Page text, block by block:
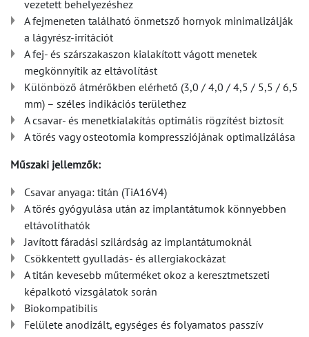
vezetett behelyezéshez
A fejmeneten található önmetsző hornyok minimalizálják
a lágyrész-irritációt
A fej- és szárszakaszon kialakított vágott menetek
megkönnyítik az eltávolítást
Különböző átmérőkben elérhető (3,0 / 4,0 / 4,5 / 5,5 / 6,5
mm) – széles indikációs területhez
A csavar- és menetkialakítás optimális rögzítést biztosít
A törés vagy osteotomia kompressziójának optimalizálása
Műszaki jellemzők:
Csavar anyaga: titán (TiA16V4)
A törés gyógyulása után az implantátumok könnyebben
eltávolíthatók
Javított fáradási szilárdság az implantátumoknál
Csökkentett gyulladás- és allergiakockázat
A titán kevesebb műterméket okoz a keresztmetszeti
képalkotó vizsgálatok során
Biokompatibilis
Felülete anodizált, egységes és folyamatos passzív